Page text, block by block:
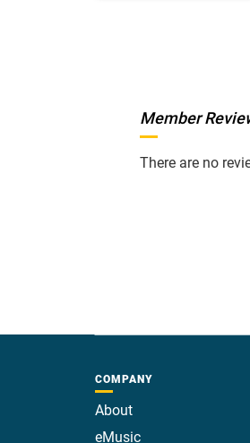
Member
There are no
COMPANY
About
eMusic